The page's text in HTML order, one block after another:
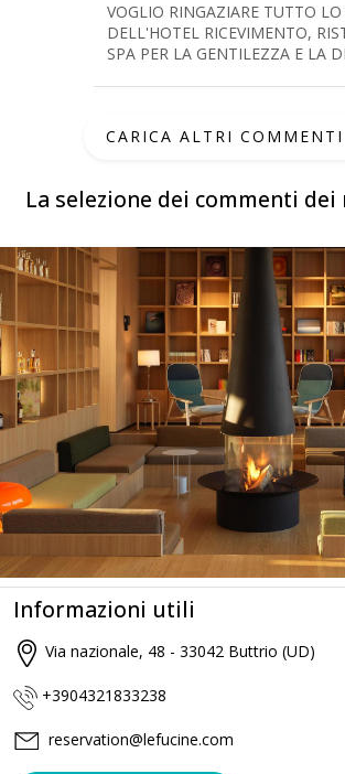
La selezione dei commenti
VOGLIO RINGAZIARE TUTTO LO
DELL'HOTEL RICEVIMENTO,
SPA PER LA GENTILEZZA E LA
CARICA ALTRI COMMENTI
Informazioni utili
Via nazionale, 48 - 33042 Buttrio (UD)
+3904321833238
reservation@lefucine.com